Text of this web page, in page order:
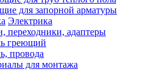
для запорной арматуры
Электрика
переходники, адаптеры
греющий
провода
для монтажа